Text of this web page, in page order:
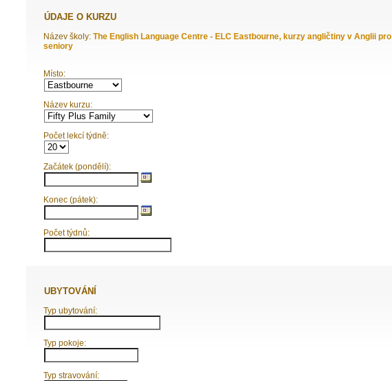
ÚDAJE O KURZU
Název školy: The English Language Centre - ELC Eastbourne, kurzy angličtiny v Anglii pro
seniory
Místo:
Název kurzu:
Počet lekcí týdně:
Začátek (pondělí):
Konec (pátek):
Počet týdnů:
UBYTOVÁNÍ
Typ ubytování:
Typ pokoje:
Typ stravování: